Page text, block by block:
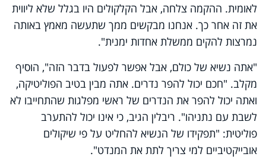
לאומית. ההקמה צלחה, אבל הקלקולים היו בגלל שלא ליווית
את זה אחר כך. אנחנו מבקשים ממך שתעשה מאמץ באותה
נמרצות להקים ממשלת אחדות ימנית".
"אתה נשיא של כולם, אבל אפשר לפעול בדבר הזה", הוסיף
מקלב. "חכם יכול להפר נדרים. אתה מבין בטיב הפוליטיקה,
ואתה יכול להפר את הנדרים של ראשי מפלגות שהתחייבו לא
לשבת עם נתניהו". ריבלין הגיב, כי אינו יכול להתערב
פוליטית: "תפקידו של הנשיא להחליט על פי שיקולים
אובייקטיביים למי צריך לתת את המנדט".